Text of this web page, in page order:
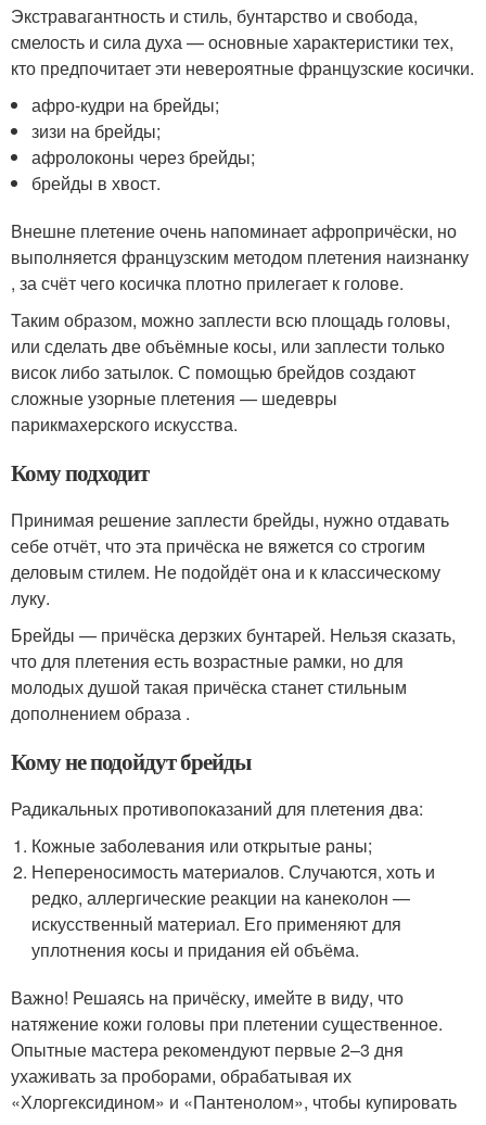
Экстравагантность и стиль, бунтарство и свобода,
смелость и сила духа — основные характеристики тех,
кто предпочитает эти невероятные французские косички.
афро-кудри на брейды;
зизи на брейды;
афролоконы через брейды;
брейды в хвост.
Внешне плетение очень напоминает афропричёски, но
выполняется французским методом плетения наизнанку
, за счёт чего косичка плотно прилегает к голове.
Таким образом, можно заплести всю площадь головы,
или сделать две объёмные косы, или заплести только
висок либо затылок. С помощью брейдов создают
сложные узорные плетения — шедевры
парикмахерского искусства.
Кому подходит
Принимая решение заплести брейды, нужно отдавать
себе отчёт, что эта причёска не вяжется со строгим
деловым стилем. Не подойдёт она и к классическому
луку.
Брейды — причёска дерзких бунтарей. Нельзя сказать,
что для плетения есть возрастные рамки, но для
молодых душой такая причёска станет стильным
дополнением образа .
Кому не подойдут брейды
Радикальных противопоказаний для плетения два:
Кожные заболевания или открытые раны;
Непереносимость материалов. Случаются, хоть и
редко, аллергические реакции на канеколон —
искусственный материал. Его применяют для
уплотнения косы и придания ей объёма.
Важно! Решаясь на причёску, имейте в виду, что
натяжение кожи головы при плетении существенное.
Опытные мастера рекомендуют первые 2–3 дня
ухаживать за проборами, обрабатывая их
«Хлоргексидином» и «Пантенолом», чтобы купировать